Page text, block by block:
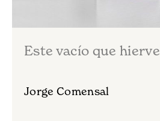
Este vacío que hierve
Jorge Comensal